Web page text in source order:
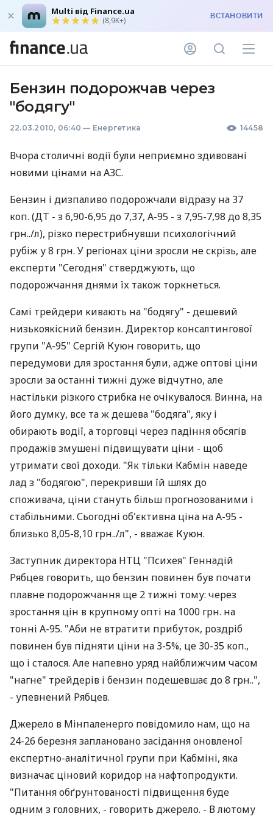
Multi від Finance.ua
(8,9K+) ВСТАНОВИТИ
Бензин подорожчав через
"бодягу"
22.03.2010, 06:40 — Енергетика 14458
Вчора столичні водії були неприємно здивовані
новими цінами на АЗС.
Бензин і дизпаливо подорожчали відразу на 37
коп. (ДТ - з 6,90-6,95 до 7,37, А-95 - з 7,95-7,98 до 8,35
грн../л), різко перестрибнувши психологічний
рубіж у 8 грн. У регіонах ціни зросли не скрізь, але
експерти "Сегодня" стверджують, що
подорожчання днями їх також торкнеться.
Самі трейдери кивають на "бодягу" - дешевий
низькоякісний бензин. Директор консалтингової
групи "А-95" Сергій Куюн говорить, що
передумови для зростання були, адже оптові ціни
зросли за останні тижні дуже відчутно, але
настільки різкого стрибка не очікувалося. Винна, на
його думку, все та ж дешева "бодяга", яку і
обирають водії, а торговці через падіння обсягів
продажів змушені підвищувати ціни - щоб
утримати свої доходи. "Як тільки Кабмін наведе
лад з "бодягою", перекривши їй шлях до
споживача, ціни стануть більш прогнозованими і
стабільними. Сьогодні об'єктивна ціна на А-95 -
близько 8,05-8,10 грн../л", - вважає Куюн.
Заступник директора НТЦ "Психея" Геннадій
Рябцев говорить, що бензин повинен був почати
плавне подорожчання ще 2 тижні тому: через
зростання цін в крупному опті на 1000 грн. на
тонні А-95. "Аби не втратити прибуток, роздріб
повинен був підняти ціни на 3-5%, це 30-35 коп.,
що і сталося. Але напевно уряд найближчим часом
"нагне" трейдерів і бензин подешевшає до 8 грн..",
- упевнений Рябцев.
Джерело в Мінпаленерго повідомило нам, що на
24-26 березня заплановано засідання оновленої
експертно-аналітичної групи при Кабміні, яка
визначає ціновий коридор на нафтопродукти.
"Питання обґрунтованості підвищення буде
одним з головних, - говорить джерело. - В лютому